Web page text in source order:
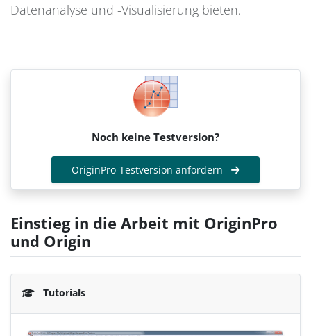
Datenanalyse und -Visualisierung bieten.
Noch keine Testversion?
OriginPro-Testversion anfordern
Einstieg in die Arbeit mit OriginPro
und Origin
Tutorials